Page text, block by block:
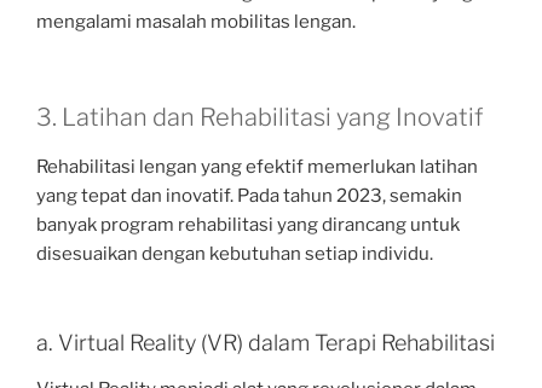
mengalami masalah mobilitas lengan.
3. Latihan dan Rehabilitasi yang Inovatif
Rehabilitasi lengan yang efektif memerlukan latihan
yang tepat dan inovatif. Pada tahun 2023, semakin
banyak program rehabilitasi yang dirancang untuk
disesuaikan dengan kebutuhan setiap individu.
a. Virtual Reality (VR) dalam Terapi Rehabilitasi